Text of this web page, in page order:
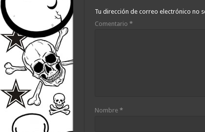
Tu dirección de correo electrónico no
Comentario *
Nombre *